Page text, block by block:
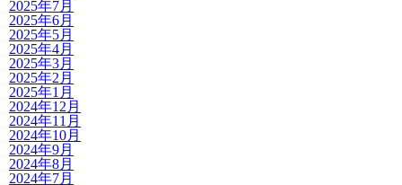
2025年7月
2025年6月
2025年5月
2025年4月
2025年3月
2025年2月
2025年1月
2024年12月
2024年11月
2024年10月
2024年9月
2024年8月
2024年7月